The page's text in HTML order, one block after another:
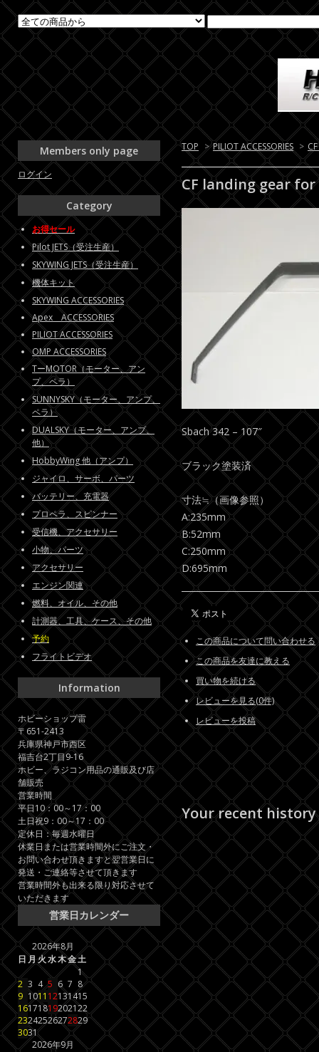
TOP > PILIOT ACCESSORIES >
CF landing gear
Sbach 342 – 107″
ブラック塗装済
寸法≒（画像参照）
A:235mm
B:52mm
C:250mm
D:695mm
この商品について問い合わせる
この商品を友達に教える
買い物を続ける
レビューを見る(0件)
レビューを投稿
Your recent history
Members only page
ログイン
Category
お得セール
Pilot JETS（受注生産）
SKYWING JETS（受注生産）
機体キット
SKYWING ACCESSORIES
Apex ACCESSORIES
PILIOT ACCESSORIES
OMP ACCESSORIES
TーMOTOR（モーター、アン
プ、ペラ）
SUNNYSKY（モーター、アンプ、
ペラ）
DUALSKY（モーター、アンプ、
他）
HobbyWing 他（アンプ）
ジャイロ、サーボ、パーツ
バッテリー、充電器
プロペラ、スピンナー
受信機、アクセサリー
小物、パーツ
アクセサリー
エンジン関連
燃料、オイル、その他
計測器、工具、ケース、その他
予約
フライトビデオ
Information
ホビーショップ雷
〒651-2413
兵庫県神戸市西区
福吉台2丁目9-16
ホビー、ラジコン用品の通販及び店
舗販売
営業時間
平日10：00～17：00
土日祝9：00～17：00
定休日：毎週水曜日
休業日または営業時間外にご注文・
お問い合わせ頂きますと翌営業日に
発送・ご連絡等させて頂きます
営業時間外も出来る限り対応させて
いただきます
営業日カレンダー
2026年8月
日月火水木金土
1
2 3 4 5 6 7 8
9 1011 12131415
16171819202122
23242526272829
3031
2026年9月